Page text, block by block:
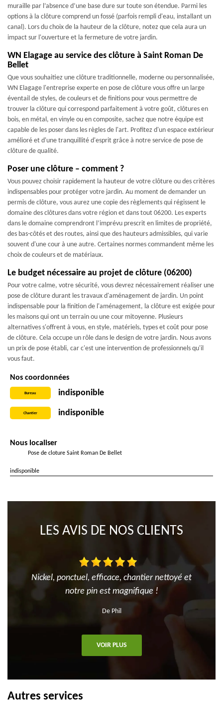
muraille par l’absence d’une base dure sur toute son étendue. Parmi les
options à la clôture comprend un fossé (parfois rempli d'eau, installant un
canal). Lors du choix de la hauteur de la clôture, notez que cela aura un
impact sur l'ouverture et la fermeture de votre jardin.
WN Elagage au service des clôture à Saint Roman De
Bellet
Que vous souhaitiez une clôture traditionnelle, moderne ou personnalisée,
WN Elagage l'entreprise experte en pose de clôture vous offre un large
éventail de styles, de couleurs et de finitions pour vous permettre de
trouver la clôture qui correspond parfaitement à votre goût, clôtures en
bois, en métal, en vinyle ou en composite, sachez que notre équipe est
capable de les poser dans les règles de l'art. Profitez d'un espace extérieur
amélioré et d'une tranquillité d'esprit grâce à notre service de pose de
clôture de qualité.
Poser une clôture – comment ?
Vous pouvez choisir rapidement la hauteur de votre clôture ou des critères
indispensables pour protéger votre jardin. Au moment de demander un
permis de clôture, vous aurez une copie des règlements qui régissent le
domaine des clôtures dans votre région et dans tout 06200. Les experts
dans le domaine comprendront l’imprévu prescrit en limites de propriété,
des bas-côtés et des routes, ainsi que des hauteurs admissibles, qui varie
souvent d'une cour à une autre. Certaines normes commandent même les
choix de couleurs et de matériaux.
Le budget nécessaire au projet de clôture (06200)
Pour votre calme, votre sécurité, vous devrez nécessairement réaliser une
pose de clôture durant les travaux d'aménagement de jardin. Un point
indispensable pour la finition de l'aménagement, la clôture est exigée pour
les maisons qui ont un terrain ou une cour mitoyenne. Plusieurs
alternatives s'offrent à vous, en style, matériels, types et coût pour pose
de clôture. Cela occupe un rôle dans le design de votre jardin. Nous avons
un prix de pose établi, car c'est une intervention de professionnels qu'il
vous faut.
Nos coordonnées
Bureau indisponible
Chantier indisponible
Nous localiser
Pose de cloture Saint Roman De Bellet
indisponible
LES AVIS DE NOS CLIENTS
Nickel, ponctuel, efficace, chantier nettoyé et
notre pin est magnifique !
De Phil
VOIR PLUS
Autres services